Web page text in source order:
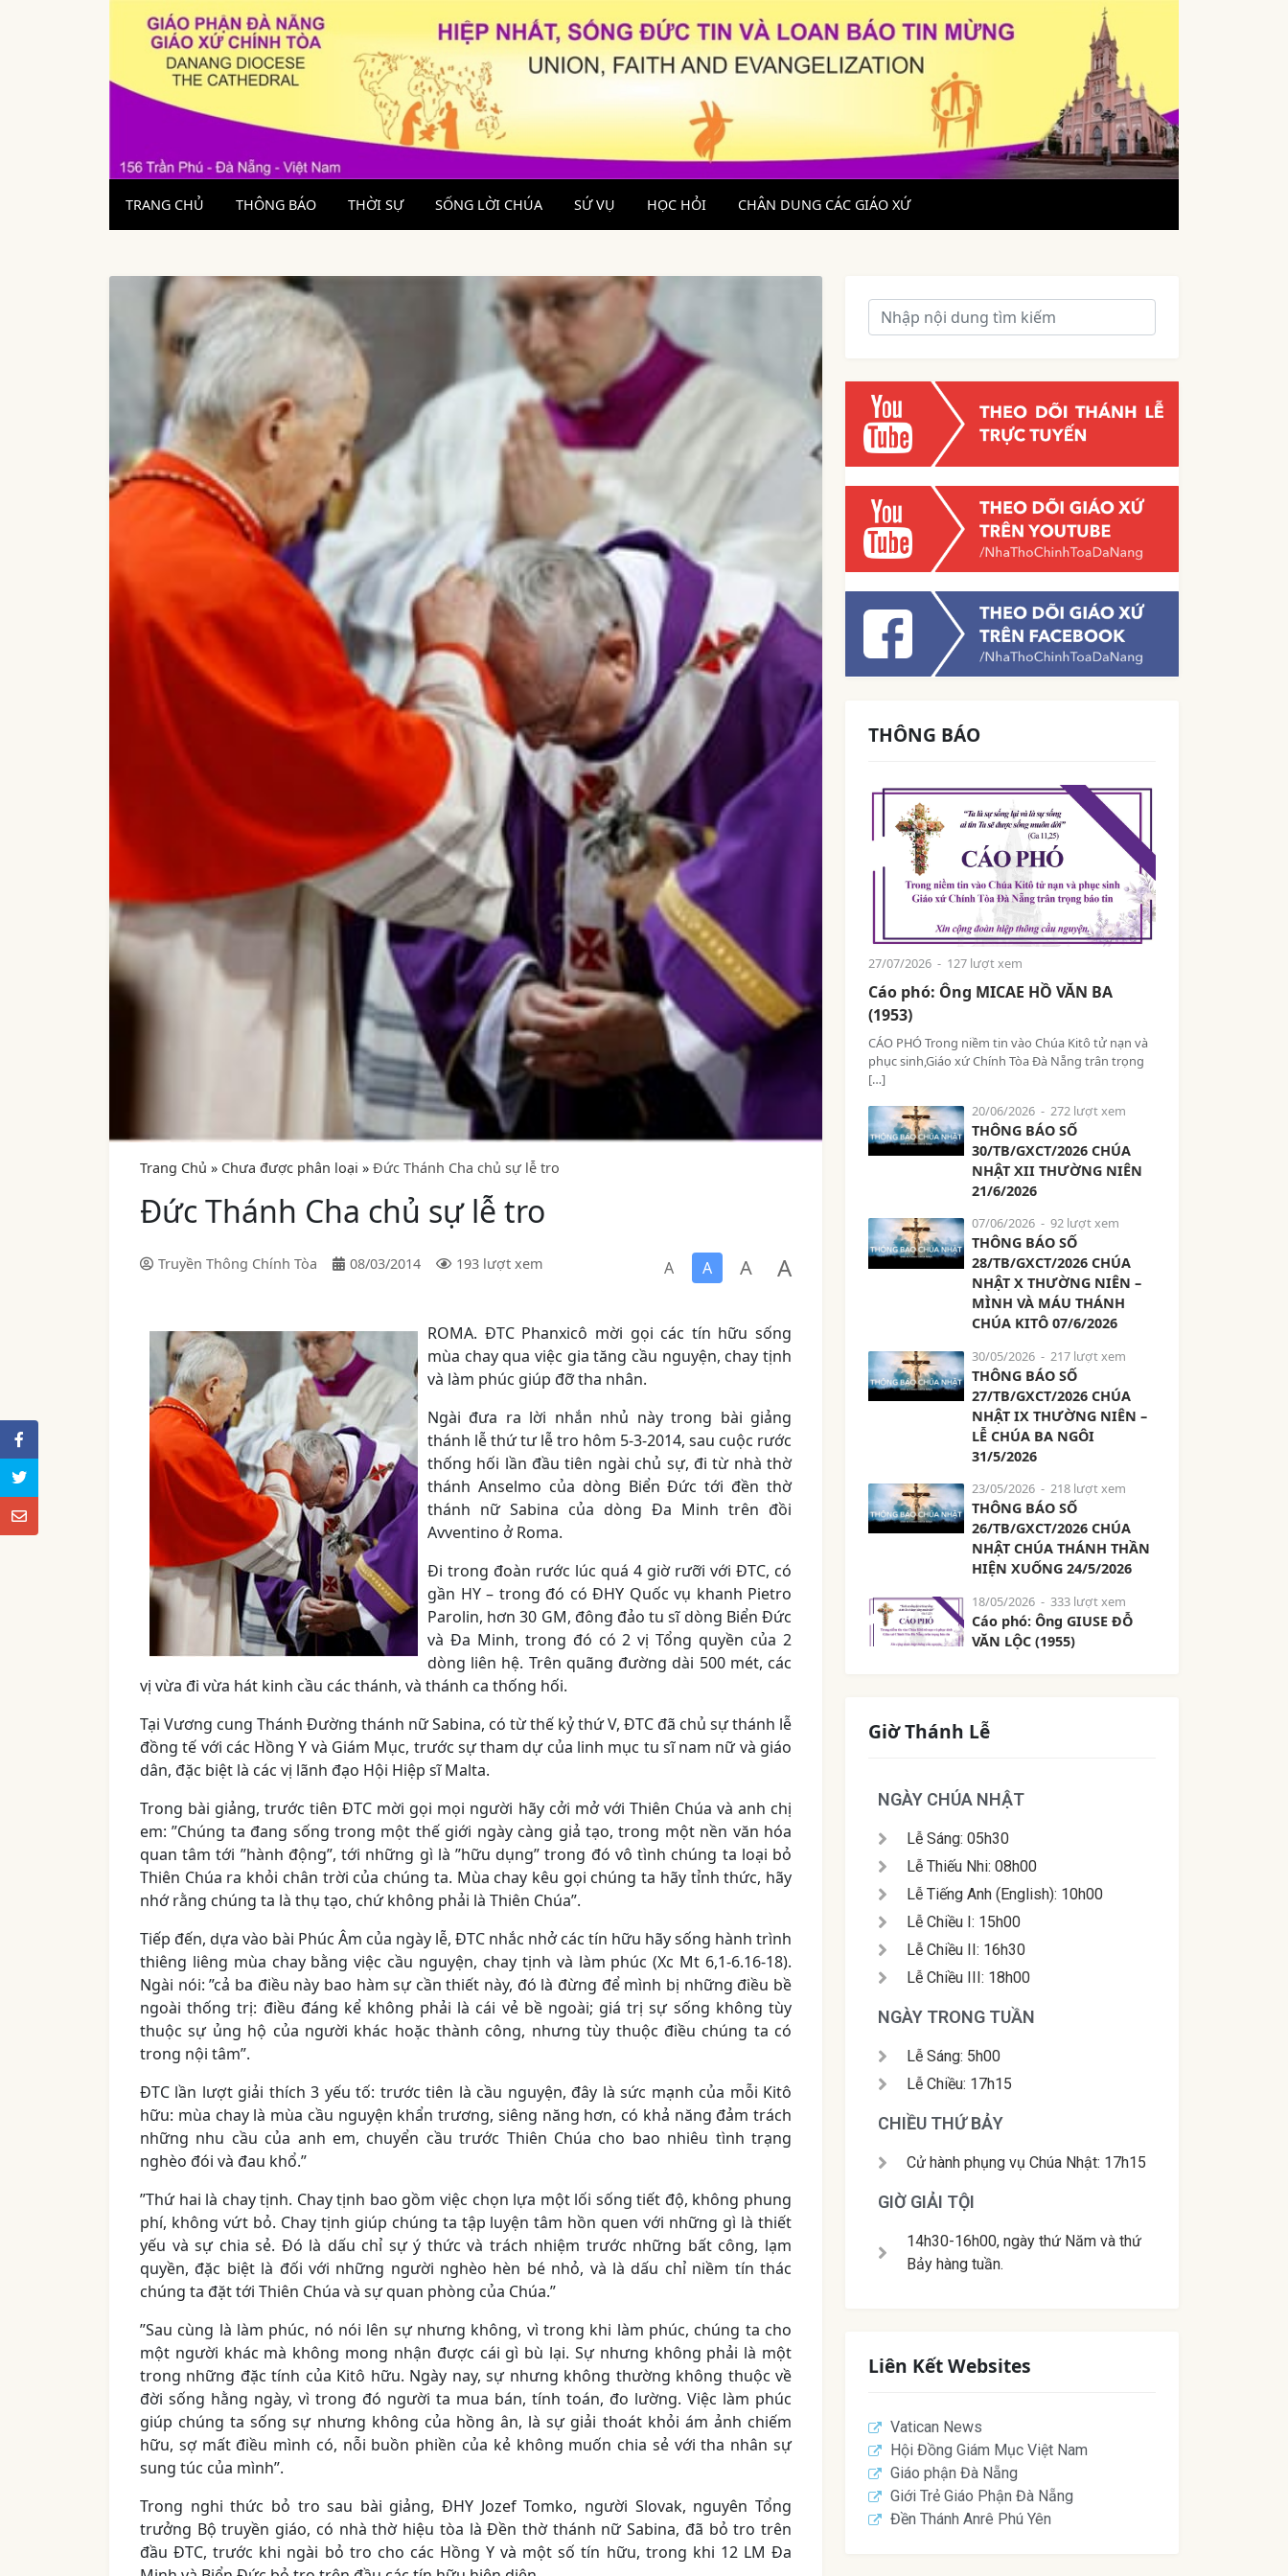
TRANG CHỦ THÔNG BÁO THỜI SỰ SỐNG LỜI CHÚA SỨ VỤ HỌC HỎI CHÂN DUNG CÁC GIÁO XỨ
Trang Chủ » Chưa được phân loại » Đức Thánh Cha chủ sự lễ tro
Đức Thánh Cha chủ sự lễ tro
Truyền Thông Chính Tòa 08/03/2014 193 lượt xem A A A A
ROMA. ĐTC Phanxicô mời gọi các tín hữu sống
mùa chay qua việc gia tăng cầu nguyện, chay tịnh
và làm phúc giúp đỡ tha nhân.
Ngài đưa ra lời nhắn nhủ này trong bài giảng
thánh lễ thứ tư lễ tro hôm 5-3-2014, sau cuộc rước
thống hối lần đầu tiên ngài chủ sự, đi từ nhà thờ
thánh Anselmo của dòng Biển Đức tới đền thờ
thánh nữ Sabina của dòng Đa Minh trên đồi
Avventino ở Roma.
Đi trong đoàn rước lúc quá 4 giờ rưỡi với ĐTC, có
gần HY – trong đó có ĐHY Quốc vụ khanh Pietro
Parolin, hơn 30 GM, đông đảo tu sĩ dòng Biển Đức
và Đa Minh, trong đó có 2 vị Tổng quyền của 2
dòng liên hệ. Trên quãng đường dài 500 mét, các
vị vừa đi vừa hát kinh cầu các thánh, và thánh ca thống hối.
Tại Vương cung Thánh Đường thánh nữ Sabina, có từ thế kỷ thứ V, ĐTC đã chủ sự thánh lễ
đồng tế với các Hồng Y và Giám Mục, trước sự tham dự của linh mục tu sĩ nam nữ và giáo
dân, đặc biệt là các vị lãnh đạo Hội Hiệp sĩ Malta.
Trong bài giảng, trước tiên ĐTC mời gọi mọi người hãy cởi mở với Thiên Chúa và anh chị
em: ”Chúng ta đang sống trong một thế giới ngày càng giả tạo, trong một nền văn hóa
quan tâm tới ”hành động”, tới những gì là ”hữu dụng” trong đó vô tình chúng ta loại bỏ
Thiên Chúa ra khỏi chân trời của chúng ta. Mùa chay kêu gọi chúng ta hãy tỉnh thức, hãy
nhớ rằng chúng ta là thụ tạo, chứ không phải là Thiên Chúa”.
Tiếp đến, dựa vào bài Phúc Âm của ngày lễ, ĐTC nhắc nhở các tín hữu hãy sống hành trình
thiêng liêng mùa chay bằng việc cầu nguyện, chay tịnh và làm phúc (Xc Mt 6,1-6.16-18).
Ngài nói: ”cả ba điều này bao hàm sự cần thiết này, đó là đừng để mình bị những điều bề
ngoài thống trị: điều đáng kể không phải là cái vẻ bề ngoài; giá trị sự sống không tùy
thuộc sự ủng hộ của người khác hoặc thành công, nhưng tùy thuộc điều chúng ta có
trong nội tâm”.
ĐTC lần lượt giải thích 3 yếu tố: trước tiên là cầu nguyện, đây là sức mạnh của mỗi Kitô
hữu: mùa chay là mùa cầu nguyện khẩn trương, siêng năng hơn, có khả năng đảm trách
những nhu cầu của anh em, chuyển cầu trước Thiên Chúa cho bao nhiêu tình trạng
nghèo đói và đau khổ.”
”Thứ hai là chay tịnh. Chay tịnh bao gồm việc chọn lựa một lối sống tiết độ, không phung
phí, không vứt bỏ. Chay tịnh giúp chúng ta tập luyện tâm hồn quen với những gì là thiết
yếu và sự chia sẻ. Đó là dấu chỉ sự ý thức và trách nhiệm trước những bất công, lạm
quyền, đặc biệt là đối với những người nghèo hèn bé nhỏ, và là dấu chỉ niềm tín thác
chúng ta đặt tới Thiên Chúa và sự quan phòng của Chúa.”
”Sau cùng là làm phúc, nó nói lên sự nhưng không, vì trong khi làm phúc, chúng ta cho
một người khác mà không mong nhận được cái gì bù lại. Sự nhưng không phải là một
trong những đặc tính của Kitô hữu. Ngày nay, sự nhưng không thường không thuộc về
đời sống hằng ngày, vì trong đó người ta mua bán, tính toán, đo lường. Việc làm phúc
giúp chúng ta sống sự nhưng không của hồng ân, là sự giải thoát khỏi ám ảnh chiếm
hữu, sợ mất điều mình có, nỗi buồn phiền của kẻ không muốn chia sẻ với tha nhân sự
sung túc của mình”.
Trong nghi thức bỏ tro sau bài giảng, ĐHY Jozef Tomko, người Slovak, nguyên Tổng
trưởng Bộ truyền giáo, có nhà thờ hiệu tòa là Đền thờ thánh nữ Sabina, đã bỏ tro trên
đầu ĐTC, trước khi ngài bỏ tro cho các Hồng Y và một số tín hữu, trong khi 12 LM Đa
THÔNG BÁO
27/07/2026 - 127 lượt xem
Cáo phó: Ông MICAE HỒ VĂN BA
(1953)
CÁO PHÓ Trong niềm tin vào Chúa Kitô tử nạn và
phục sinh,Giáo xứ Chính Tòa Đà Nẵng trân trọng
[…]
20/06/2026- 272 lượt xem
THÔNG BÁO SỐ
30/TB/GXCT/2026 CHÚA
NHẬT XII THƯỜNG NIÊN
21/6/2026
07/06/2026- 92 lượt xem
THÔNG BÁO SỐ
28/TB/GXCT/2026 CHÚA
NHẬT X THƯỜNG NIÊN –
MÌNH VÀ MÁU THÁNH
CHÚA KITÔ 07/6/2026
30/05/2026- 217 lượt xem
THÔNG BÁO SỐ
27/TB/GXCT/2026 CHÚA
NHẬT IX THƯỜNG NIÊN –
LỄ CHÚA BA NGÔI
31/5/2026
23/05/2026- 218 lượt xem
THÔNG BÁO SỐ
26/TB/GXCT/2026 CHÚA
NHẬT CHÚA THÁNH THẦN
HIỆN XUỐNG 24/5/2026
18/05/2026- 333 lượt xem
Cáo phó: Ông GIUSE ĐỖ
VĂN LỘC (1955)
Giờ Thánh Lễ
NGÀY CHÚA NHẬT
Lễ Sáng: 05h30
Lễ Thiếu Nhi: 08h00
Lễ Tiếng Anh (English): 10h00
Lễ Chiều I: 15h00
Lễ Chiều II: 16h30
Lễ Chiều III: 18h00
NGÀY TRONG TUẦN
Lễ Sáng: 5h00
Lễ Chiều: 17h15
CHIỀU THỨ BẢY
Cử hành phụng vụ Chúa Nhật: 17h15
GIỜ GIẢI TỘI
14h30-16h00, ngày thứ Năm và thứ
Bảy hàng tuần.
Liên Kết Websites
Vatican News
Hội Đồng Giám Mục Việt Nam
Giáo phận Đà Nẵng
Giới Trẻ Giáo Phận Đà Nẵng
Đền Thánh Anrê Phú Yên